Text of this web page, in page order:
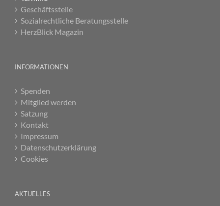
Geschäftsstelle
Sozialrechtliche Beratungsstelle
HerzBlick Magazin
INFORMATIONEN
Spenden
Mitglied werden
Satzung
Kontakt
Impressum
Datenschutzerklärung
Cookies
AKTUELLES